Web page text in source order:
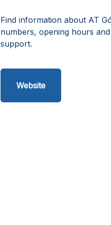
Find information about AT
numbers, opening hours
support.
Website